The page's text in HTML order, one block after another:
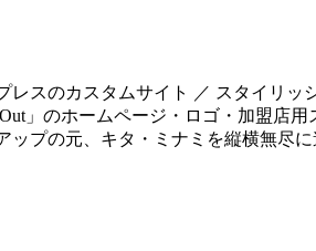
スのカスタムサイト ／ スタイリッ
」のホームページ・ロゴ・加盟店
ップの元、キタ・ミナミを縦横無尽